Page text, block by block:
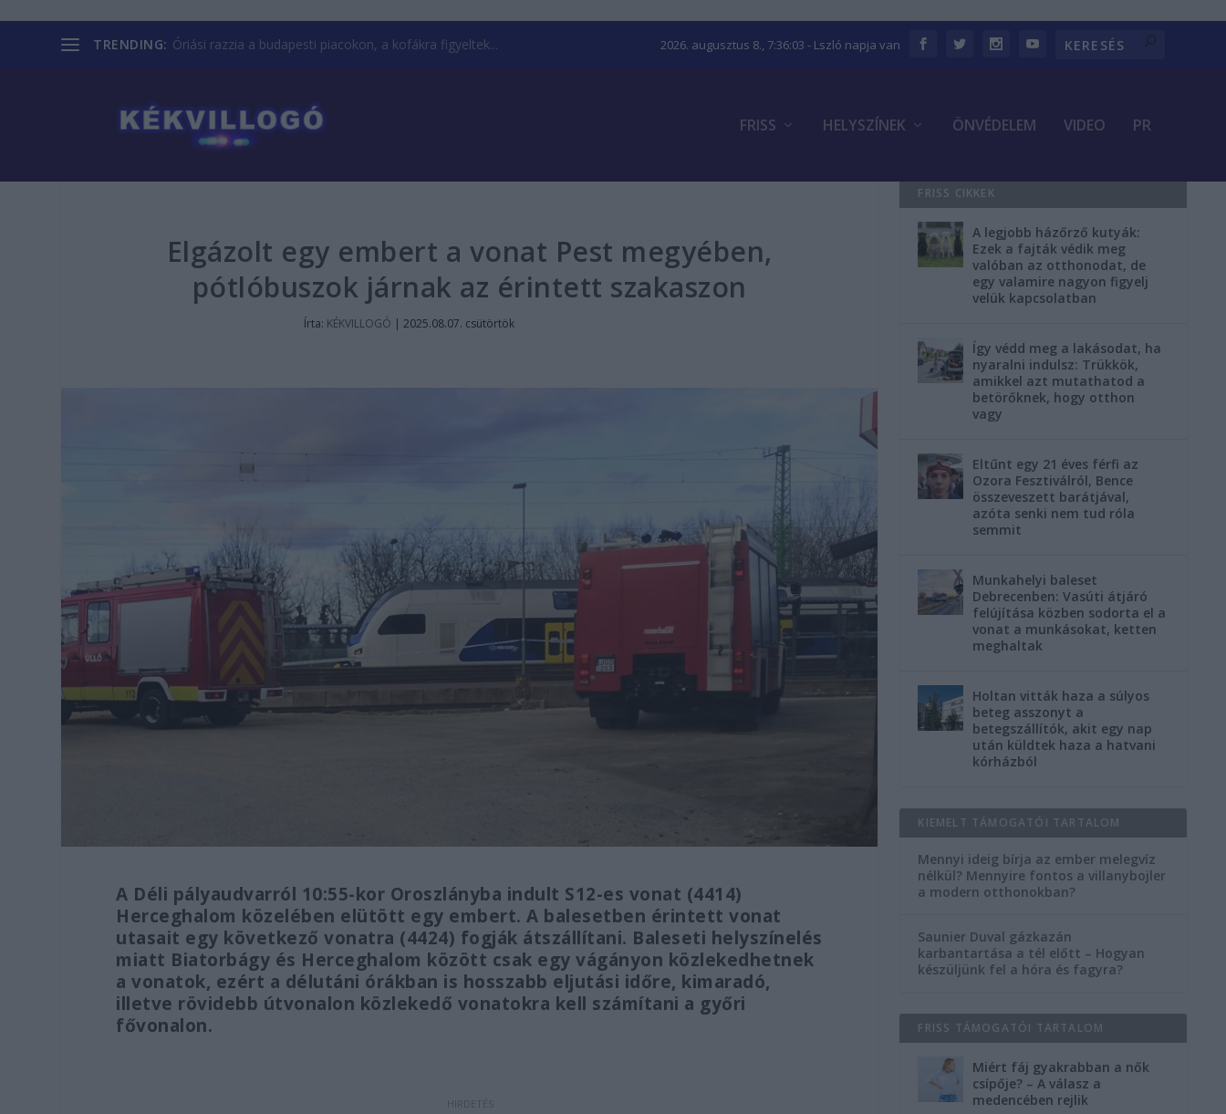
TRENDING: Óriási razzia a budapesti piacokon, a kofákra figyeltek... 2026. augusztus 8., 7:36:03 - Lszló napja van
FRISS HELYSZÍNEK ÖNVÉDELEM VIDEO PR
Elgázolt egy embert a vonat Pest megyében,
pótlóbuszok járnak az érintett szakaszon
Írta: KÉKVILLOGÓ | 2025.08.07. csütörtök
A Déli pályaudvarról 10:55-kor Oroszlányba indult S12-es vonat (4414)
Herceghalom közelében elütött egy embert. A balesetben érintett vonat
utasait egy következő vonatra (4424) fogják átszállítani. Baleseti helyszínelés
miatt Biatorbágy és Herceghalom között csak egy vágányon közlekedhetnek
a vonatok, ezért a délutáni órákban is hosszabb eljutási időre, kimaradó,
illetve rövidebb útvonalon közlekedő vonatokra kell számítani a győri
fővonalon.
FRISS CIKKEK
A legjobb házőrző kutyák:
Ezek a fajták védik meg
valóban az otthonodat, de
egy valamire nagyon figyelj
velük kapcsolatban
Így védd meg a lakásodat, ha
nyaralni indulsz: Trükkök,
amikkel azt mutathatod a
betörőknek, hogy otthon
vagy
Eltűnt egy 21 éves férfi az
Ozora Fesztiválról, Bence
összeveszett barátjával,
azóta senki nem tud róla
semmit
Munkahelyi baleset
Debrecenben: Vasúti átjáró
felújítása közben sodorta el a
vonat a munkásokat, ketten
meghaltak
Holtan vitták haza a súlyos
beteg asszonyt a
betegszállítók, akit egy nap
után küldtek haza a hatvani
kórházból
KIEMELT TÁMOGATÓI TARTALOM
Mennyi ideig bírja az ember melegvíz
nélkül? Mennyire fontos a villanybojler
a modern otthonokban?
Saunier Duval gázkazán
karbantartása a tél előtt – Hogyan
készüljünk fel a hóra és fagyra?
FRISS TÁMOGATÓI TARTALOM
Miért fáj gyakrabban a nők
csípője? – A válasz a
medencében rejlik